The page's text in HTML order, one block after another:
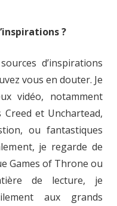
?
d’inspirations
vous en douter. Je
vidéo, notamment
Creed et Unchartead,
ou fantastiques
je regarde de
Games of Throne ou
de lecture, je
aux grands